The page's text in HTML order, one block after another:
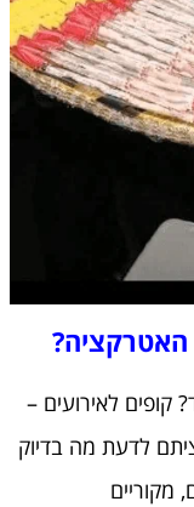
האטרקציה?
קופים לאירועים –
לדעת מה בדיוק
מקוריים